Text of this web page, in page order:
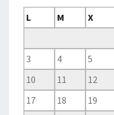
L
M X
3
4 5
10
11 12
17
18 19